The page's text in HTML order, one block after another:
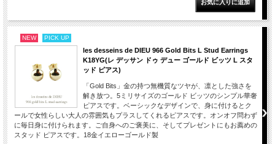
NEW PICK UP
les desseins de DIEU 966 Gold Bits L Stud Earrings
K18YG(レ デッサン ドゥ デュー ゴールド ビッツ L スタ
ッド ピアス)
「Gold Bits」金の持つ無機質なツヤが、凛とした強さを
解き放つ。5ミリサイズのゴールド ビッツのシンプル華奢
ピアスです。ベーシックなデザインで、身に付けるとク
ールで女性らしい大人の雰囲気もプラスしてくれるピアスです。オンオフ問わず
に毎日身に付けられます。ご自身へのご褒美に、そしてプレゼントにもお薦めの
スタッド ピアスです。18金イエローゴールド製